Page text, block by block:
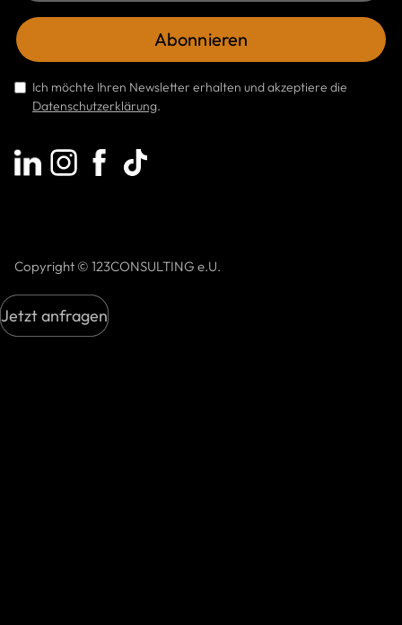
Ich möchte Ihren Newsletter erhalten und akzeptiere die
Datenschutzerklärung.
Copyright © 123CONSULTING e.U.
Jetzt anfragen
Jetzt anfragen